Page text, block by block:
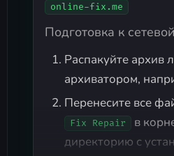
online-fix.me
Подготовка к
Распакуйте архив
архиватором,
Перенесите все
Fix Repair
в
директорию с